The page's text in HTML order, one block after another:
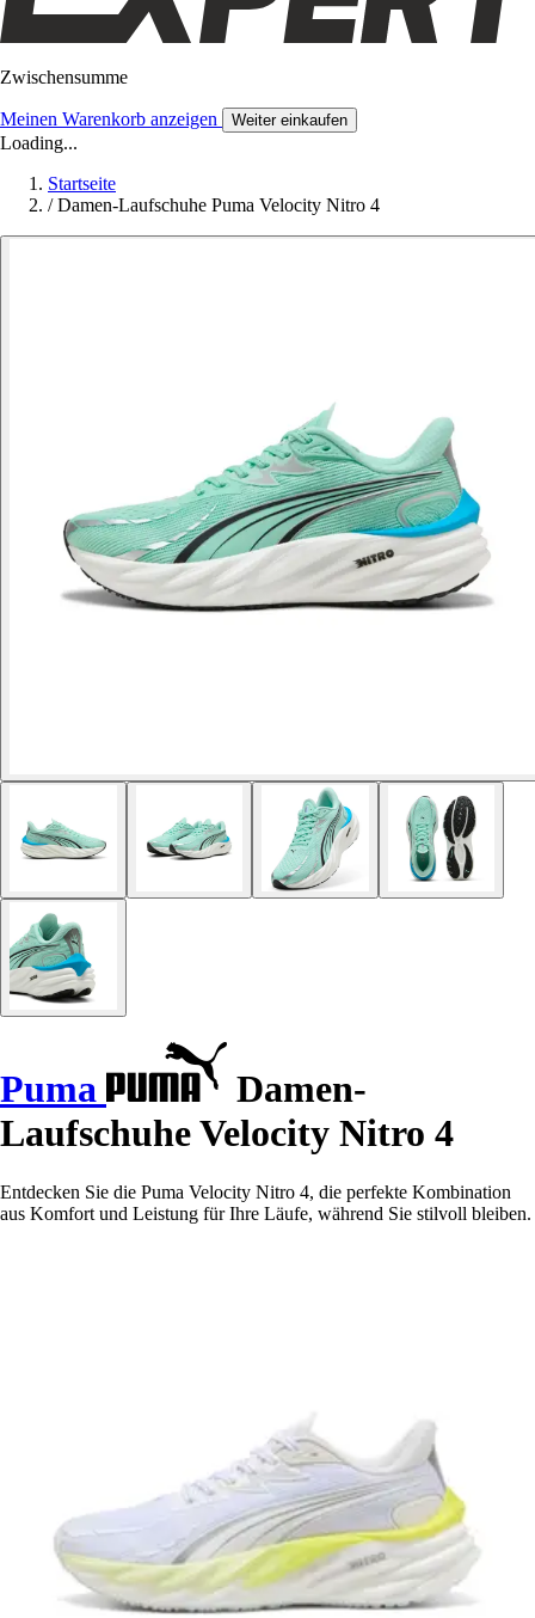
Zwischensumme
Meinen Warenkorb anzeigen Weiter einkaufen
Loading...
Startseite
/ Damen-Laufschuhe Puma Velocity Nitro 4
Puma
Damen-
Laufschuhe Velocity Nitro 4
Entdecken Sie die Puma Velocity Nitro 4, die perfekte Kombination
aus Komfort und Leistung für Ihre Läufe, während Sie stilvoll bleiben.